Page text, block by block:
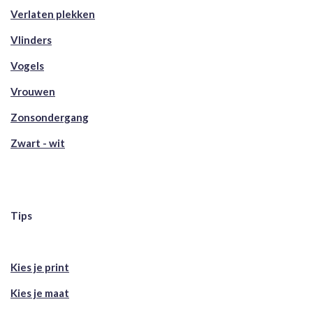
Verlaten plekken
Vlinders
Vogels
Vrouwen
Zonsondergang
Zwart - wit
Tips
Kies je print
Kies je maat